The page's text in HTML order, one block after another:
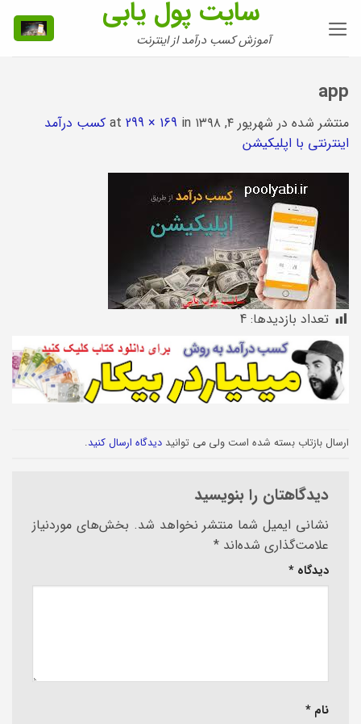
سایت پول یابی
آموزش کسب درآمد از اینترنت
app
منتشر شده در شهریور ۴, ۱۳۹۸ 299 × 169 in
کسب درآمد
اینترنتی با اپلیکیشن
تعداد بازدیدها: 4
ارسال بازتاب بسته شده است ولی می توانید دیدگاه ارسال کنید.
دیدگاهتان را بنویسید
نشانی ایمیل شما منتشر نخواهد شد. بخش‌های موردنیاز
علامت‌گذاری شده‌اند *
دیدگاه *
نام *